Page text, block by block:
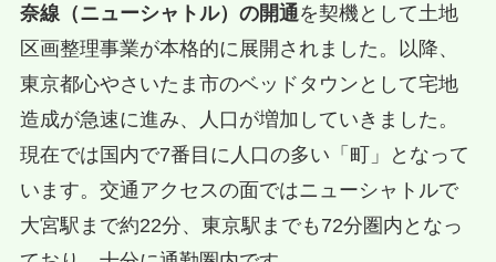
奈線（ニューシャトル）の開通を契機として土地
区画整理事業が本格的に展開されました。以降、
東京都心やさいたま市のベッドタウンとして宅地
造成が急速に進み、人口が増加していきました。
現在では国内で7番目に人口の多い「町」となって
います。交通アクセスの面ではニューシャトルで
大宮駅まで約22分、東京駅までも72分圏内となっ